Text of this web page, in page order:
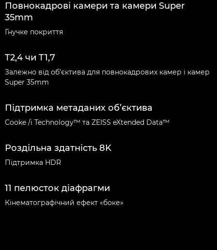
Повнокадрові камери та камери Super
35mm
Гнучке покриття
T2,4 чи T1,7
Залежно від об’єктива для повнокадрових камер і камер
Super 35mm
Підтримка метаданих об’єктива
Cooke /i Technology™ та ZEISS eXtended Data™
Роздільна здатність 8K
Підтримка HDR
11 пелюсток діафрагми
Кінематографічний ефект «боке»